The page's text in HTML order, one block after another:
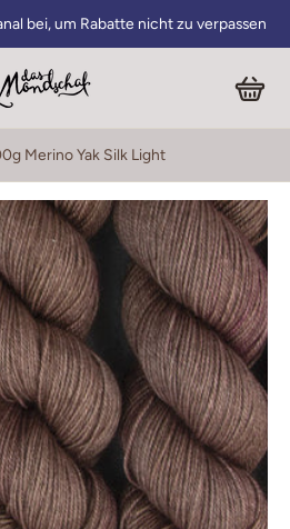
bei, um Rabatte nicht zu verpassen
Merino Yak Silk Light